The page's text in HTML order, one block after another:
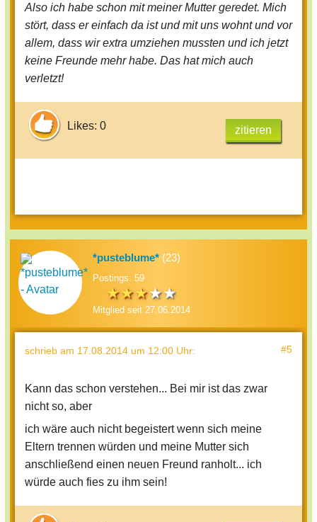
ihn, wenn das echt so wietergehen sollte,
ihn auc richtig verletzen.
Also ich habe schon mit meiner Mutter geredet. Mich
stört, dass er einfach da ist und mit uns wohnt und vor
allem, dass wir extra umziehen mussten und ich jetzt
keine Freunde mehr habe. Das hat mich auch
verletzt!
Likes: 0 zitieren
*pusteblume* (23)
Postings: 59
Mitglied seit 27.06.2014
schrieb am 17.08.2014 um 12:00 Uhr: #5
Kann das schon verstehen... Bei mir ist das zwar
nicht so, aber
ich wäre auch nicht begeistert wenn sich meine
Eltern trennen würden und meine Mutter sich
anschließend einen neuen Freund ranholt... ich
würde auch fies zu ihm sein!